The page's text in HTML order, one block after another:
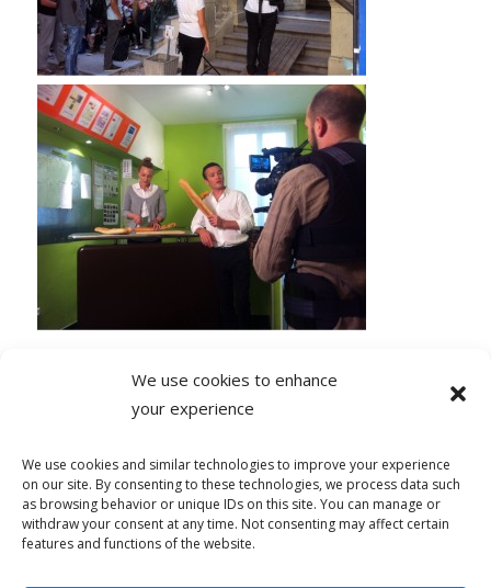
We use cookies to enhance
your experience
We use cookies and similar technologies to improve your experience
on our site. By consenting to these technologies, we process data such
as browsing behavior or unique IDs on this site. You can manage or
withdraw your consent at any time. Not consenting may affect certain
features and functions of the website.
0 COMMENTAIRES